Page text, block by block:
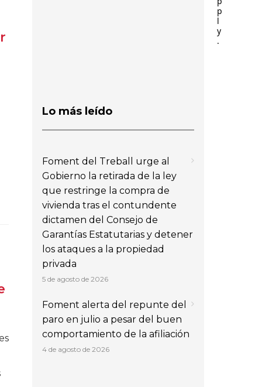
p
l
y
.
Lo más leído
Foment del Treball urge al
Gobierno la retirada de la ley
que restringe la compra de
vivienda tras el contundente
dictamen del Consejo de
Garantías Estatutarias y detener
los ataques a la propiedad
privada
5 de agosto de 2026
Foment alerta del repunte del
paro en julio a pesar del buen
comportamiento de la afiliación
4 de agosto de 2026